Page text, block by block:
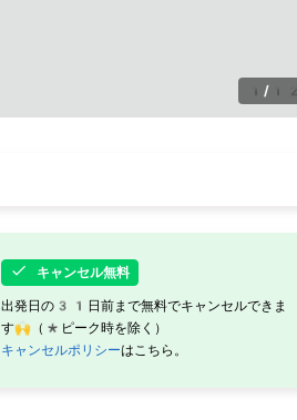
1 / 12
キャンセル無料
出発日の31日前まで無料でキャンセルできま
す🙌（*ピーク時を除く）
キャンセルポリシーはこちら。